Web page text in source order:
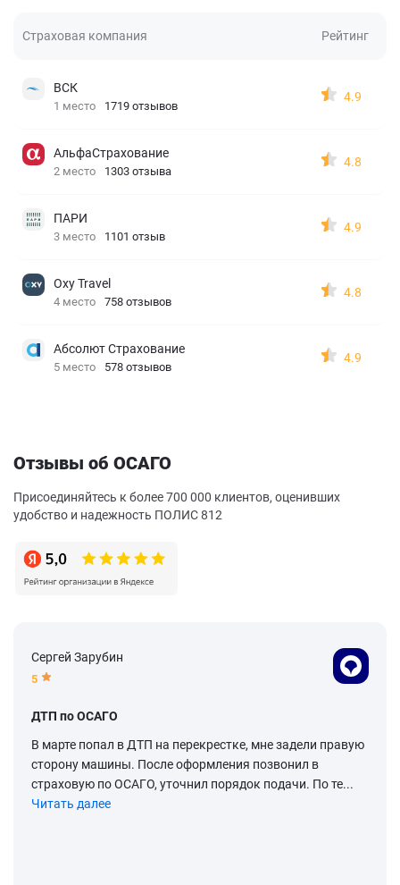
Страховая компания Рейтинг
ВСК
1 место 1719 отзывов
4.9
АльфаСтрахование
2 место 1303 отзыва
4.8
ПАРИ
3 место 1101 отзыв
4.9
Oxy Travel
4 место 758 отзывов
4.8
Абсолют Страхование
5 место 578 отзывов
4.9
Отзывы об ОСАГО
Присоединяйтесь к более 700 000 клиентов, оценивших
удобство и надежность ПОЛИС 812
Сергей Зарубин
5
ДТП по ОСАГО
В марте попал в ДТП на перекрестке, мне задели правую
сторону машины. После оформления позвонил в
страховую по ОСАГО, уточнил порядок подачи. По те...
Читать далее